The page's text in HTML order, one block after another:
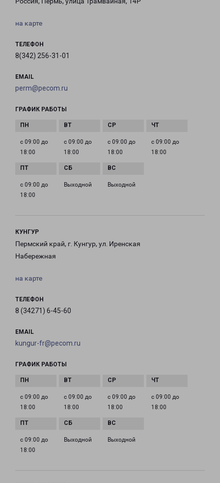
на карте
ТЕЛЕФОН
8(342) 256-31-01
EMAIL
perm@pecom.ru
ГРАФИК РАБОТЫ
с 09:00 до
18:00
с 09:00 до
18:00
с 09:00 до
18:00
с 09:00 до
18:00
с 09:00 до
18:00
Выходной Выходной
КУНГУР
Пермский край, г. Кунгур, ул. Иренская
Набережная
на карте
ТЕЛЕФОН
8 (34271) 6-45-60
EMAIL
kungur-fr@pecom.ru
ГРАФИК РАБОТЫ
с 09:00 до
18:00
с 09:00 до
18:00
с 09:00 до
18:00
с 09:00 до
18:00
с 09:00 до
18:00
Выходной Выходной